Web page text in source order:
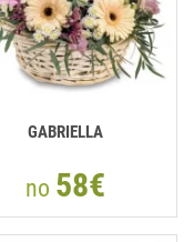
GABRIELLA
no 58€